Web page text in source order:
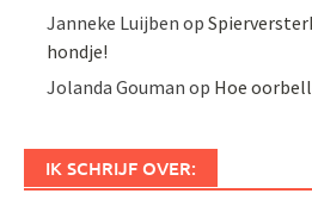
Janneke Luijben op
hondje!
Jolanda Gouman op Hoe
IK SCHRIJF OVER: